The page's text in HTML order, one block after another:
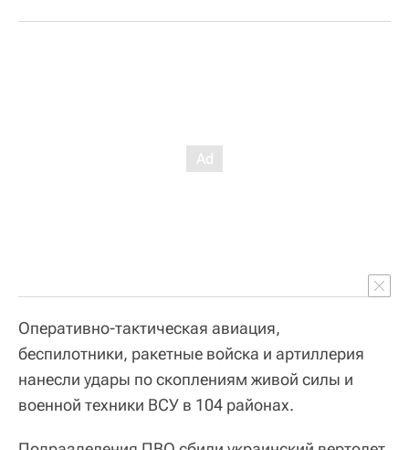
Оперативно-тактическая авиация,
беспилотники, ракетные войска и артиллерия
нанесли удары по скоплениям живой силы и
военной техники ВСУ в 104 районах.